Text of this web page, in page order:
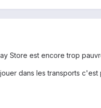
Store est encore trop
dans les transports